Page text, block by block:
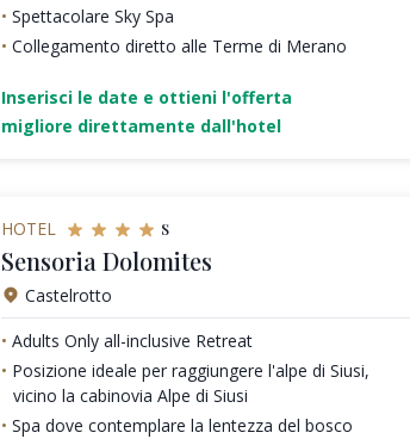
Spettacolare Sky Spa
Collegamento diretto alle Terme di Merano
Inserisci le date e ottieni l'offerta
migliore direttamente dall'hotel
HOTEL s
Sensoria Dolomites
Castelrotto
Adults Only all-inclusive Retreat
Posizione ideale per raggiungere l'alpe di Siusi,
vicino la cabinovia Alpe di Siusi
Spa dove contemplare la lentezza del bosco